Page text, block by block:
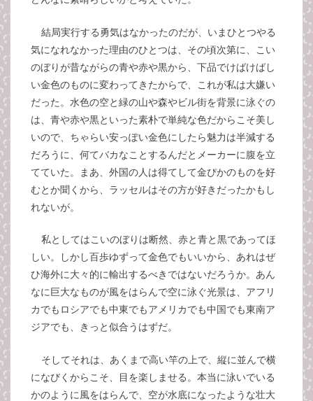
結局実行する勇気はなかったのだが、いまひとつやる
気になれなかった理由のひとつは、その頃次第に、こい
のぼりが昔ながらの青や赤や黒から、下品でけばけばし
い金色のものに変わってきたからで、これが私は大嫌い
だった。水色の空と緑の山や森やビル街を背景に泳ぐの
は、青や赤や黒といった素朴で単純な色だからこそ美し
いので、ちゃらい安っぽい金色にしたら魅力は半減する
だろうに、何てバカなことするんだとメーカーに腹を立
てていた。まあ、外国の人は得てして金ぴかのものを好
むとか聞くから、ラッセルはその方が好きだったかもし
れないが。
私としてはこいのぼりは断然、赤と青と黒であってほ
しい。しかし百歩ゆずって金色でもいいから、あれはぜ
ひ海外に大々的に輸出するべきではないだろうか。あん
なに巨大なものが風をはらんで空に泳ぐ光景は、アフリ
カでもロシアでも中東でもアメリカでも中国でも東南ア
ジアでも、きっと似合うはずだ。
そしてそれは、あくまで高い竿の上で、縦に並んで横
になびくからこそ、目を楽しませる。本当に泳いでいる
かのように風をはらんで、空が水底になったような壮大